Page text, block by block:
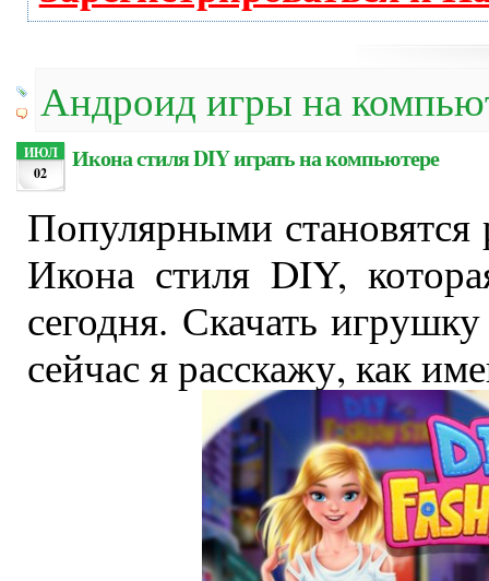
Андроид игры на
ИЮЛ
02
Икона стиля DIY играть на компьютере
Популярными становятся
Икона стиля DIY,
сегодня. Скачать
сейчас я расскажу, как